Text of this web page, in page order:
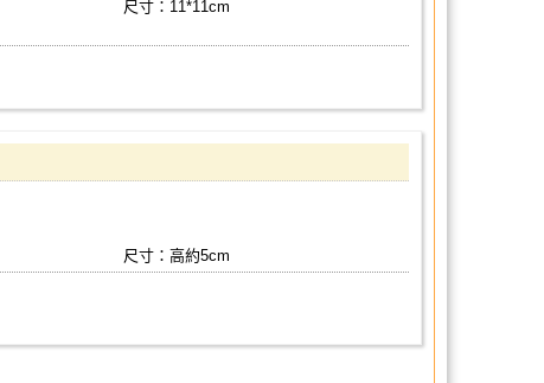
尺寸：11*11cm
尺寸：高約5cm